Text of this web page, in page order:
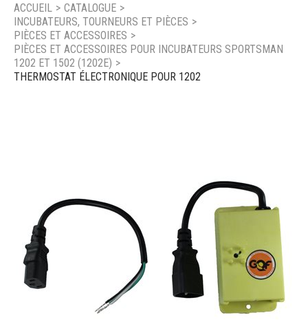
Catalogue de produit
Produits saisonniers
ACCUEIL > CATALOGUE >
INCUBATEURS, TOURNEURS ET PIÈCES >
PIÈCES ET ACCESSOIRES >
PIÈCES ET ACCESSOIRES POUR INCUBATEURS SPORTSMAN
1202 ET 1502 (1202E) >
THERMOSTAT ÉLECTRONIQUE POUR 1202